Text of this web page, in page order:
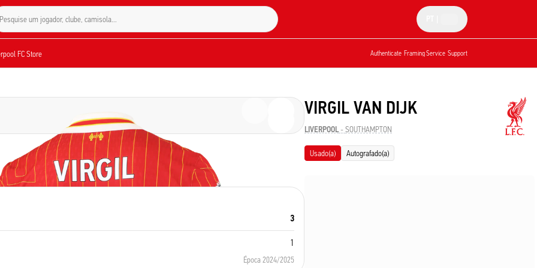
Pesquise um jogador, clube, camisola...
FC Store Authenticate Framing Service Support
3
1
Época 2024/2025
VIRGIL VAN DIJK
LIVERPOOL-SOUTHAMPTON
Usado(a) Autografado(a)